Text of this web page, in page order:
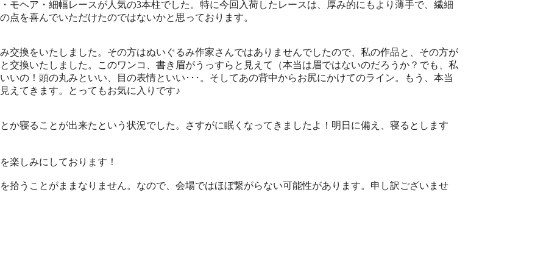
モヘア・細幅レースが人気の3本柱でした。特に今回入荷したレースは、厚み的にもより薄手で、繊細
点を喜んでいただけたのではないかと思っております。
交換をいたしました。その方はぬいぐるみ作家さんではありませんでしたので、私の作品と、その方が
交換いたしました。このワンコ、書き眉がうっすらと見えて（本当は眉ではないのだろうか？でも、私
いの！頭の丸みといい、目の表情といい･･･。そしてあの背中からお尻にかけてのライン。もう、本当
えてきます。とってもお気に入りです♪
か寝ることが出来たという状況でした。さすがに眠くなってきましたよ！明日に備え、寝るとします
楽しみにしております！
拾うことがままなりません。なので、会場ではほぼ繋がらない可能性があります。申し訳ございませ